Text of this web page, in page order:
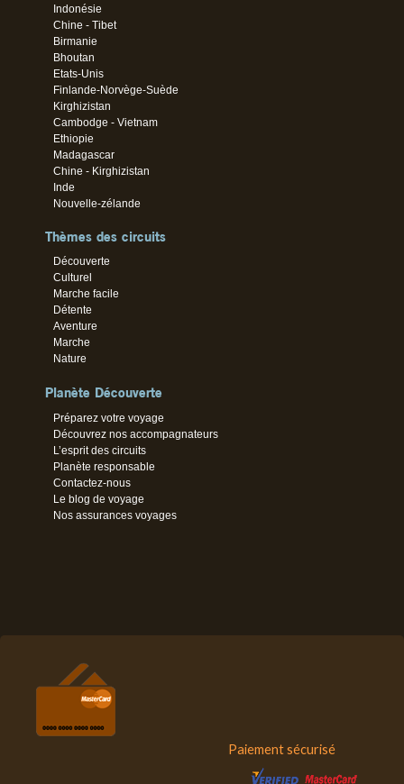
Indonésie
Chine - Tibet
Birmanie
Bhoutan
Etats-Unis
Finlande-Norvège-Suède
Kirghizistan
Cambodge - Vietnam
Ethiopie
Madagascar
Chine - Kirghizistan
Inde
Nouvelle-zélande
Thèmes des circuits
Découverte
Culturel
Marche facile
Détente
Aventure
Marche
Nature
Planète Découverte
Préparez votre voyage
Découvrez nos accompagnateurs
L’esprit des circuits
Planète responsable
Contactez-nous
Le blog de voyage
Nos assurances voyages
Paiement sécurisé